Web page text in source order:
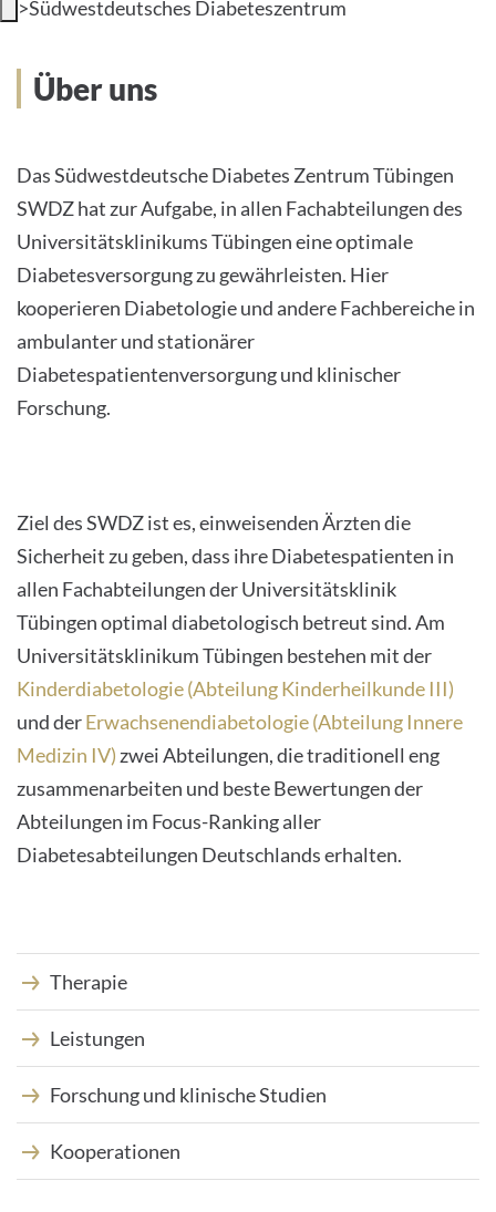
PRESS
Impressum
Datenschutz
>Südwestdeutsches Diabeteszentrum
Über uns
Das Südwestdeutsche Diabetes Zentrum Tübingen
SWDZ hat zur Aufgabe, in allen Fachabteilungen des
Universitätsklinikums Tübingen eine optimale
Diabetesversorgung zu gewährleisten. Hier
kooperieren Diabetologie und andere Fachbereiche in
ambulanter und stationärer
Diabetespatientenversorgung und klinischer
Forschung.
Ziel des SWDZ ist es, einweisenden Ärzten die
Sicherheit zu geben, dass ihre Diabetespatienten in
allen Fachabteilungen der Universitätsklinik
Tübingen optimal diabetologisch betreut sind. Am
Universitätsklinikum Tübingen bestehen mit der
Kinderdiabetologie (Abteilung Kinderheilkunde III)
und derErwachsenendiabetologie (Abteilung Innere
Medizin IV) zwei Abteilungen, die traditionell eng
zusammenarbeiten und beste Bewertungen der
Abteilungen im Focus-Ranking aller
Diabetesabteilungen Deutschlands erhalten.
Therapie
Leistungen
Forschung und klinische Studien
Kooperationen